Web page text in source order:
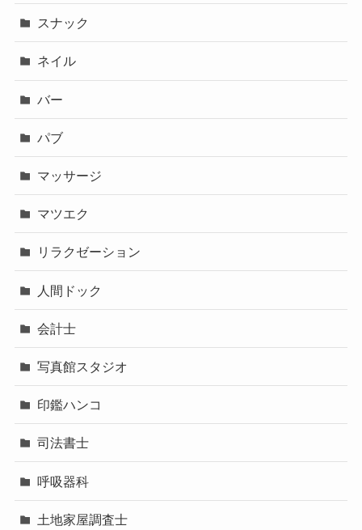
スナック
ネイル
バー
パブ
マッサージ
マツエク
リラクゼーション
人間ドック
会計士
写真館スタジオ
印鑑ハンコ
司法書士
呼吸器科
土地家屋調査士